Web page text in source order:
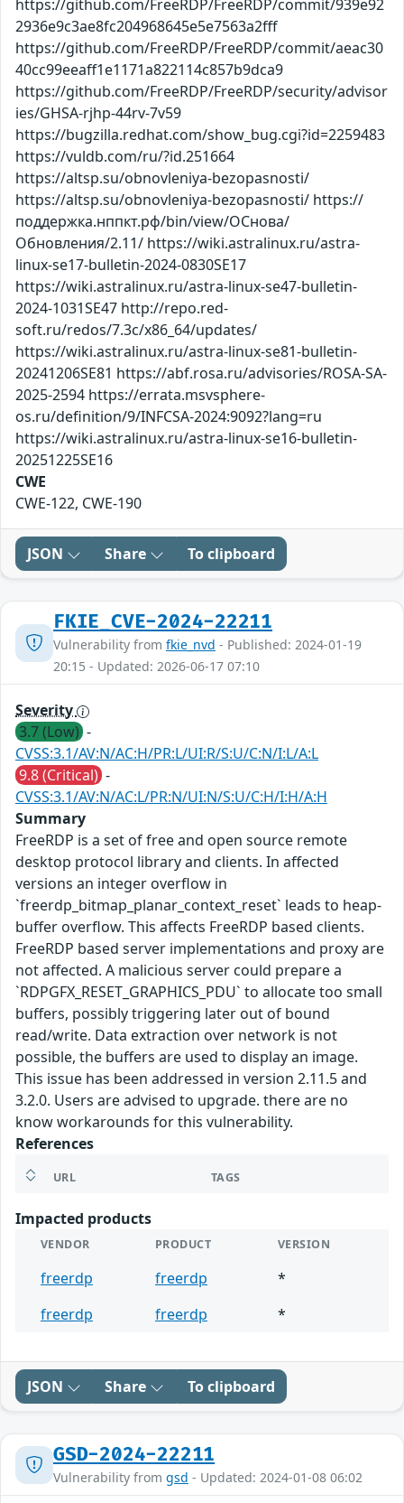
https://github.com/FreeRDP/FreeRDP/commit/939e92
2936e9c3ae8fc204968645e5e7563a2fff
https://github.com/FreeRDP/FreeRDP/commit/aeac30
40cc99eeaff1e1171a822114c857b9dca9
https://github.com/FreeRDP/FreeRDP/security/advisor
ies/GHSA-rjhp-44rv-7v59
https://bugzilla.redhat.com/show_bug.cgi?id=2259483
https://vuldb.com/ru/?id.251664
https://altsp.su/obnovleniya-bezopasnosti/
https://altsp.su/obnovleniya-bezopasnosti/ https://
поддержка.нппкт.рф/bin/view/ОСнова/
Обновления/2.11/ https://wiki.astralinux.ru/astra-
linux-se17-bulletin-2024-0830SE17
https://wiki.astralinux.ru/astra-linux-se47-bulletin-
2024-1031SE47 http://repo.red-
soft.ru/redos/7.3c/x86_64/updates/
https://wiki.astralinux.ru/astra-linux-se81-bulletin-
20241206SE81 https://abf.rosa.ru/advisories/ROSA-SA-
2025-2594 https://errata.msvsphere-
os.ru/definition/9/INFCSA-2024:9092?lang=ru
https://wiki.astralinux.ru/astra-linux-se16-bulletin-
20251225SE16
CWE
CWE-122, CWE-190
JSON Share To clipboard
FKIE_CVE-2024-22211
Vulnerability from fkie_nvd - Published: 2024-01-19
20:15 - Updated: 2026-06-17 07:10
Severity
3.7 (Low) -
CVSS:3.1/AV:N/AC:H/PR:L/UI:R/S:U/C:N/I:L/A:L
9.8 (Critical) -
CVSS:3.1/AV:N/AC:L/PR:N/UI:N/S:U/C:H/I:H/A:H
Summary
FreeRDP is a set of free and open source remote
desktop protocol library and clients. In affected
versions an integer overflow in
`freerdp_bitmap_planar_context_reset` leads to heap-
buffer overflow. This affects FreeRDP based clients.
FreeRDP based server implementations and proxy are
not affected. A malicious server could prepare a
`RDPGFX_RESET_GRAPHICS_PDU` to allocate too small
buffers, possibly triggering later out of bound
read/write. Data extraction over network is not
possible, the buffers are used to display an image.
This issue has been addressed in version 2.11.5 and
3.2.0. Users are advised to upgrade. there are no
know workarounds for this vulnerability.
References
URL TAGS
Impacted products
VENDOR PRODUCT VERSION
freerdp freerdp
*
freerdp
freerdp *
JSON Share To clipboard
GSD-2024-22211
Vulnerability from gsd - Updated: 2024-01-08 06:02